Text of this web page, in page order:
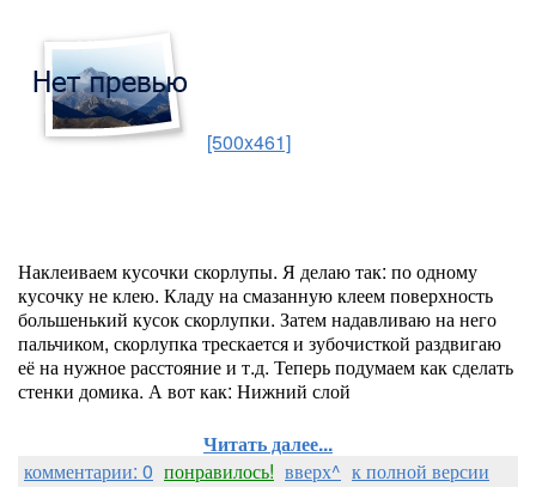
[500x461]
Наклеиваем кусочки скорлупы. Я делаю так: по одному
кусочку не клею. Кладу на смазанную клеем поверхность
большенький кусок скорлупки. Затем надавливаю на него
пальчиком, скорлупка трескается и зубочисткой раздвигаю
её на нужное расстояние и т.д. Теперь подумаем как сделать
стенки домика. А вот как: Нижний слой
Читать далее...
комментарии: 0 понравилось! вверх^ к полной версии